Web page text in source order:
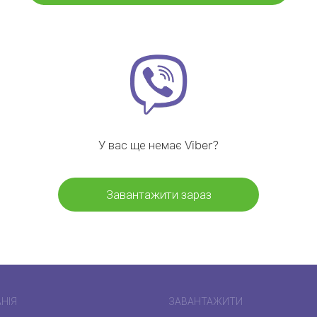
У вас ще немає Viber?
Завантажити зараз
ЗАВАНТАЖИТИ